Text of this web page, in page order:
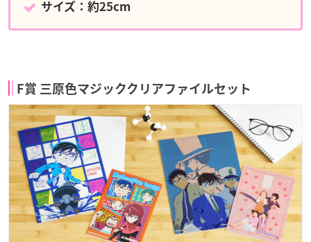
サイズ：約25cm
F賞 三原色マジッククリアファイルセット